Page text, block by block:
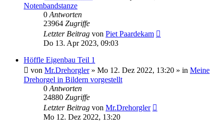
Notenbandstanze
0Antworten
23964 Zugriffe
Letzter Beitrag von Piet Paardekam
Do 13. Apr 2023, 09:03
Höffle Eigenbau Teil 1
von Mr.Drehorgler» Mo 12. Dez 2022, 13:20 » in Meine
Drehorgel in Bildern vorgestellt
0Antworten
24880 Zugriffe
Letzter Beitrag von Mr.Drehorgler
Mo 12. Dez 2022, 13:20